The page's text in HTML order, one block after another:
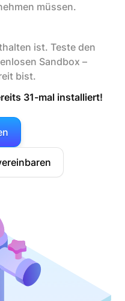
müssen.
ist. Teste den
Sandbox –
bist.
31-mal installiert!